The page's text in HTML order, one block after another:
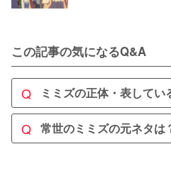
この記事の気になるQ&A
Q ミミズの正体・表してい
A
ミミズの正体は地震そのもので
Q 常世のミミズの元ネタは